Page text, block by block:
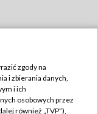
zgody na
i zbierania danych,
i ich
osobowych przez
również „TVP”),